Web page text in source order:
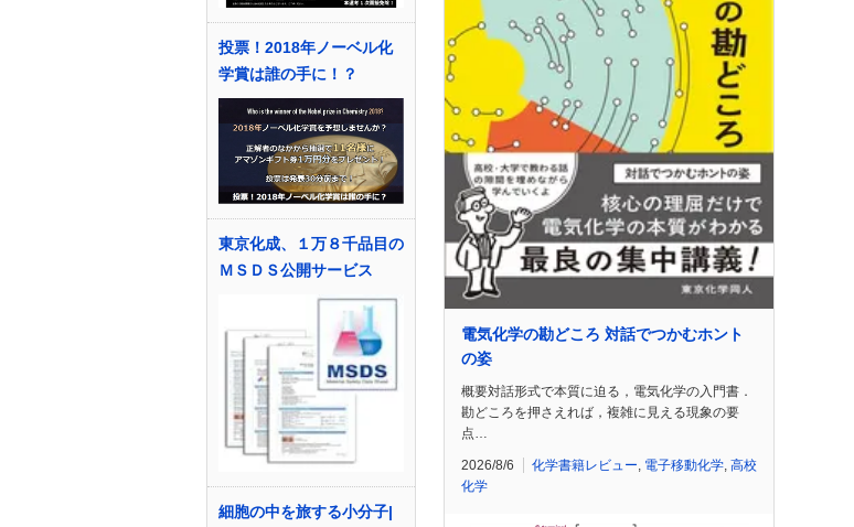
投票！2018年ノーベル化
学賞は誰の手に！？
東京化成、１万８千品目の
ＭＳＤＳ公開サービス
細胞の中を旅する小分子|
電気化学の勘どころ 対話でつかむホント
の姿
概要対話形式で本質に迫る，電気化学の入門書．
勘どころを押さえれば，複雑に見える現象の要
点…
2026/8/6 化学書籍レビュー, 電子移動化学, 高校
化学